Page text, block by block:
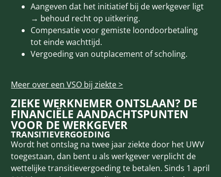
Aangeven dat het initiatief bij de werkgever ligt
→ behoud recht op uitkering.
Compensatie voor gemiste loon­doorbetaling
tot einde wachttijd.
Vergoeding van outplacement of scholing.
Meer over een VSO bij ziekte >
ZIEKE WERKNEMER ONTSLAAN? DE
FINANCIËLE AANDACHTSPUNTEN
VOOR DE WERKGEVER
TRANSITIEVERGOEDING
Wordt het ontslag na twee jaar ziekte door het UWV
toegestaan, dan bent u als werkgever verplicht de
wettelijke transitievergoeding te betalen. Sinds 1 april